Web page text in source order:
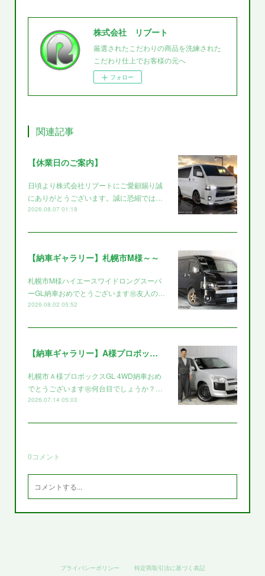
株式会社 リブート
厳選されたこだわりの商品を洗練された
こだわり仕上でお客様の元へ
フォロー
関連記事
【休業日のご案内】
日頃より株式会社リブートにご愛顧賜り誠
にありがとうございます。誠に恐縮では…
2026.08.07 01:18
【納車ギャラリー】札幌市M様～～
札幌市M様ハイエースワイドロングスーパ
ーGL納車おめでとうございます㊗️友人の…
2026.08.02 05:52
【納車ギャラリー】A様プロボックス～～
札幌市Ａ様プロボックスGL 4WD納車おめ
でとうございます㊗️何台目でしょうか？…
2026.07.14 05:03
0コメント
プライバシーポリシー 特定商取引法に基づく表記